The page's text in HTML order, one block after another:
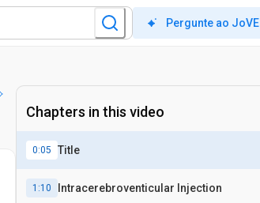
Pergunte ao JoVE
Chapters in this video
0:05 Title
1:10 Intracerebroventicular Injection